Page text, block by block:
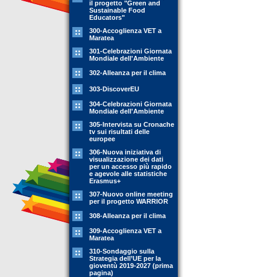
il progetto "Green and
Sustainable Food
Educators"
300-Accoglienza VET a
Maratea
301-Celebrazioni Giornata
Mondiale dell'Ambiente
302-Alleanza per il clima
303-DiscoverEU
304-Celebrazioni Giornata
Mondiale dell'Ambiente
305-Intervista su Cronache
tv sui risultati delle
europee
306-Nuova iniziativa di
visualizzazione dei dati
per un accesso più rapido
e agevole alle statistiche
Erasmus+
307-Nuovo online meeting
per il progetto WARRIOR
308-Alleanza per il clima
309-Accoglienza VET a
Maratea
310-Sondaggio sulla
Strategia dell’UE per la
gioventù 2019-2027 (prima
pagina)